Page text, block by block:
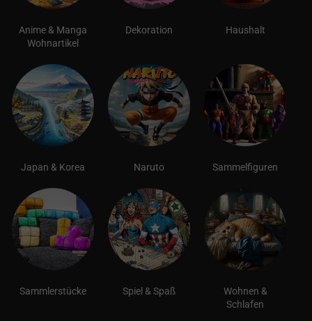
Anime & Manga
Wohnartikel
Dekoration Haushalt
Japan & Korea Naruto Sammelfiguren
Sammlerstücke Spiel & Spaß
Wohnen &
Schlafen